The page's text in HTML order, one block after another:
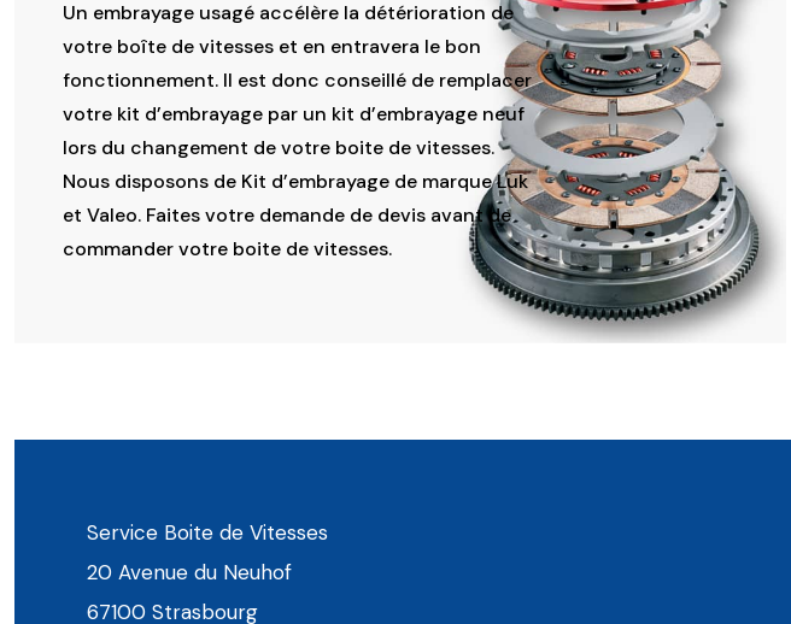
Un embrayage usagé accélère la détérioration de
votre boîte de vitesses et en entravera le bon
fonctionnement. Il est donc conseillé de remplacer
votre kit d’embrayage par un kit d’embrayage neuf
lors du changement de votre boite de vitesses.
Nous disposons de Kit d’embrayage de marque Luk
et Valeo. Faites votre demande de devis avant de
commander votre boite de vitesses.
Service Boite de Vitesses
20 Avenue du Neuhof
67100 Strasbourg